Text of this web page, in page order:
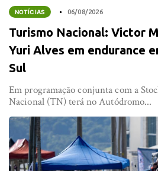
NOTÍCIAS 06/08/2026
Turismo Nacional: Victor
Yuri Alves em endurance
Sul
Em programação conjunta com a
Nacional (TN) terá no Autódromo...